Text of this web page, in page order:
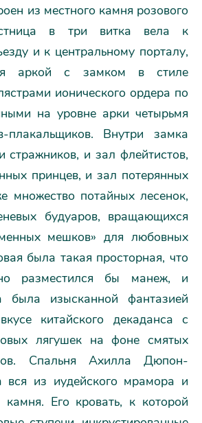
из местного камня розового
в три витка вела к
и к центральному порталу,
аркой с замком в стиле
ионического ордера по
на уровне арки четырьмя
плакальщиков. Внутри замка
стражников, и зал флейтистов,
принцев, и зал потерянных
множество потайных лесенок,
будуаров, вращающихся
мешков» для любовных
была такая просторная, что
разместился бы манеж, и
была изысканной фантазией
китайского декаданса с
лягушек на фоне смятых
Спальня Ахилла Дюпон-
из иудейского мрамора и
камня. Его кровать, к которой